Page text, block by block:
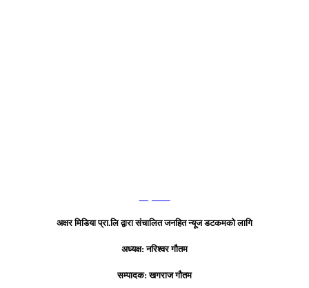
अक्षर मिडिया प्रा.लि द्वारा संचालित जनहित न्यूज डटकमको लागि
अध्यक्ष: नरिश्वर गौतम
सम्पादक: खगराज गौतम